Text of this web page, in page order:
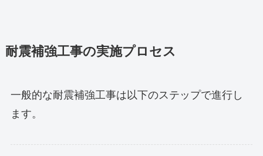
耐震補強工事の実施プロセス
一般的な耐震補強工事は以下のステップで進行し
ます。